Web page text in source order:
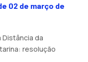
02 de março de
Distância da
resolução